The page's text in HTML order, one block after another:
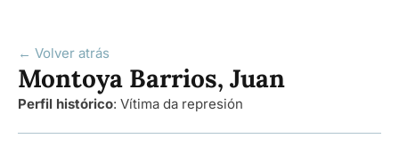
← Volver atrás
Montoya Barrios, Juan
Perfil histórico: Vítima da represión